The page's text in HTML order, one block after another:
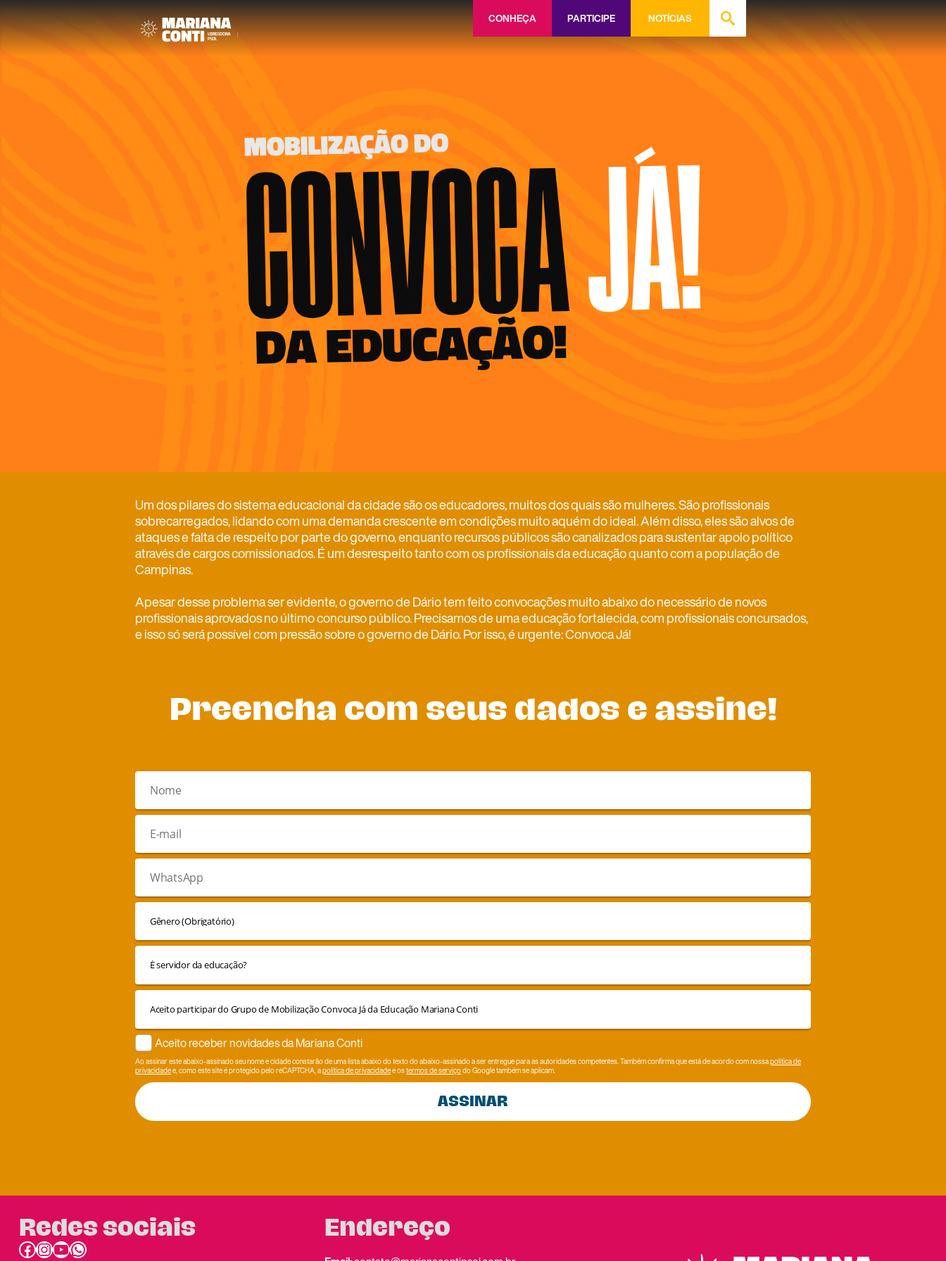
CONHEÇA PARTICIPE NOTÍCIAS
Um dos pilares do sistema educacional da cidade são os educadores, muitos dos quais são mulheres. São profissionais
sobrecarregados, lidando com uma demanda crescente em condições muito aquém do ideal. Além disso, eles são alvos de
ataques e falta de respeito por parte do governo, enquanto recursos públicos são canalizados para sustentar apoio político
através de cargos comissionados. É um desrespeito tanto com os profissionais da educação quanto com a população de
Campinas.
Apesar desse problema ser evidente, o governo de Dário tem feito convocações muito abaixo do necessário de novos
profissionais aprovados no último concurso público. Precisamos de uma educação fortalecida, com profissionais concursados,
e isso só será possível com pressão sobre o governo de Dário. Por isso, é urgente: Convoca Já!
Preencha com seus dados e assine!
Aceito receber novidades da Mariana Conti
Ao assinar este abaixo-assinado seu nome e cidade constarão de uma lista abaixo do texto do abaixo-assinado a ser entregue para as autoridades competentes. Também confirma que está de acordo com nossapolítica de
privacidadee, como este site é protegido pelo reCAPTCHA, apolítica de privacidadee ostermos de serviçodo Google também se aplicam.
ASSINAR
Redes sociais
Facebook InstagramYoutube link do whatsapp
Endereço